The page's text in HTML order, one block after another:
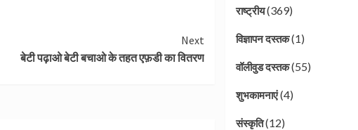
Next
बेटी पढ़ाओ बेटी बचाओ के तहत एफ़डी का वितरण
राष्ट्रीय(369)
विज्ञापन दस्तक(1)
वॉलीवुड दस्तक(55)
शुभकामनाएं(4)
संस्कृति(12)